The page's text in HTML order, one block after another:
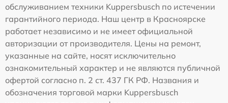
обслуживанием техники Kuppersbusch по истечении
гарантийного периода. Наш центр в Красноярске
работает независимо и не имеет официальной
авторизации от производителя. Цены на ремонт,
указанные на сайте, носят исключительно
ознакомительный характер и не являются публичной
офертой согласно п. 2 ст. 437 ГК РФ. Названия и
обозначения торговой марки Kuppersbusch